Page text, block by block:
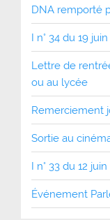
DNA remporté
I n° 34 du 19
Lettre de
ou au lycée
Remerciement
Sortie au
I n° 33 du 12
Événement